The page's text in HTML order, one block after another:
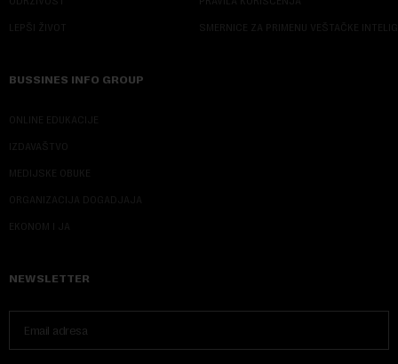
LEPŠI ŽIVOT SMERNICE ZA PRIMENU VEŠTAČKE
BUSSINES INFO GROUP
ONLINE EDUKACIJE
IZDAVAŠTVO
MEDIJSKE OBUKE
ORGANIZACIJA DOGADJAJA
EKONOM I JA
NEWSLETTER